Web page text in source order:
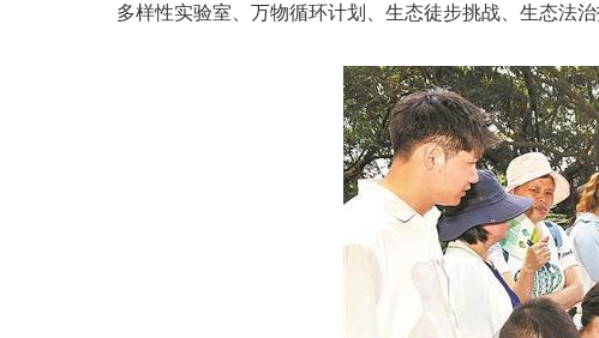
多样性实验室、万物循环计划、生态徒步挑战、生态法